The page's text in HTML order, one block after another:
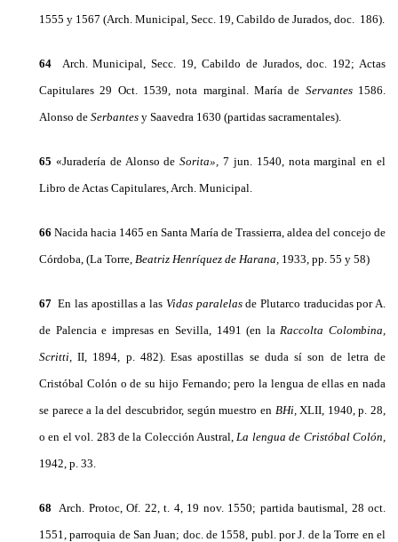
1555 y 1567 (Arch. Municipal, Secc. 19, Cabildo de Jurados, doc. 186).
64
Arch. Municipal, Secc. 19, Cabildo de Jurados, doc. 192; Ac­tas
Capitulares 29 Oct. 1539, nota marginal. María de Servantes 1586.
Alonso de Serbantes y Saavedra 1630 (partidas sacramentales).
65 «Juradería de Alonso deSorita»,7 jun. 1540, nota marginal en el
Libro de Actas Capitulares, Arch. Municipal.
66 Nacida hacia 1465 en Santa María de Trassierra, aldea del concejo de
Córdoba, (La Torre, Beatriz Henríquez de Harana, 1933, pp. 55 y 58)
67 En las apostillas a las Vidas paralelasde Plutarco traducidas por A.
de Palencia e impresas en Sevilla, 1491 (en la Raccolta Colombina,
Scritti,II, 1894, p. 482). Esas apostillas se duda sí son de letra de
Cristóbal Colón o de su hijo Fernando; pero la len­gua de ellas en nada
se parece a la del descubridor, según mues­tro en BHi,XLII, 1940, p. 28,
o en el vol. 283 de la Colección Austral, La lengua de Cristóbal Colón,
1942, p. 33.
68 Arch. Protoc, Of. 22, t. 4, 19 nov. 1550; partida bautismal, 28 oct.
1551, parroquia de San Juan; doc. de 1558, publ. por J. de la Torre en el